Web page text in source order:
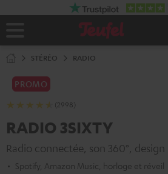
Page
STÉRÉO RADIO
PROMO
(2998)
RADIO 3SIXTY
Radio connectée, son 360°,
Spotify, Amazon Music, horloge et réveil